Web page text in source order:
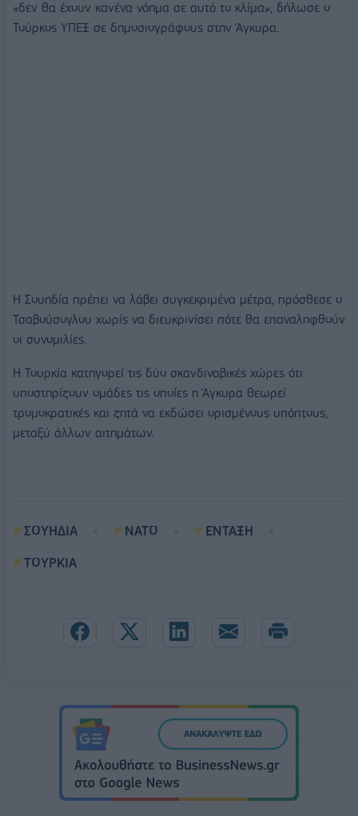
«δεν θα έχουν κανένα νόημα σε αυτό το κλίμα», δήλωσε ο
Τούρκος ΥΠΕΞ σε δημοσιογράφους στην Άγκυρα.
Η Σουηδία πρέπει να λάβει συγκεκριμένα μέτρα, πρόσθεσε ο
Τσαβούσογλου χωρίς να διευκρινίσει πότε θα επαναληφθούν
οι συνομιλίες.
Η Τουρκία κατηγορεί τις δύο σκανδιναβικές χώρες ότι
υποστηρίζουν ομάδες τις οποίες η Άγκυρα θεωρεί
τρομοκρατικές και ζητά να εκδώσει ορισμένους υπόπτους,
μεταξύ άλλων αιτημάτων.
ΣΟΥΗΔΙΑ ΝΑΤΟ
ΕΝΤΑΞΗ
ΤΟΥΡΚΙΑ